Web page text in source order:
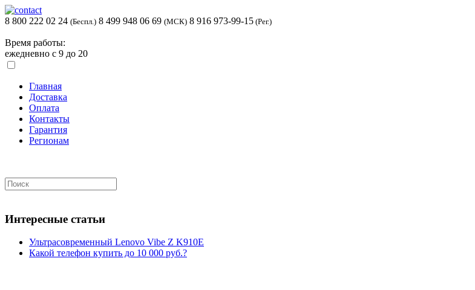
8 800 222 02 24 (Беспл.) 8 499 948 06 69 (МСК) 8 916 973-99-15 (Рег.)
Время работы:
ежедневно с 9 до 20
Главная
Доставка
Оплата
Контакты
Гарантия
Регионам
Интересные статьи
Ультрасовременный Lenovo Vibe Z K910E
Какой телефон купить до 10 000 руб.?